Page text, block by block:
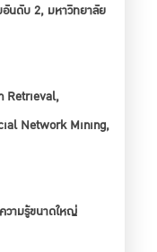
อันดับ 2, มหาวิทยาลัย
Retrieval,
Network Mining,
วามรู้ขนาดใหญ่